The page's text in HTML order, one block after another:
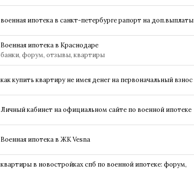
военная ипотека в санкт-петербурге рапорт на доп.выплаты
Военная ипотека в Краснодаре
банки, форум, отзывы, квартиры
как купить квартиру не имея денег на первоначальный взнос
Личный кабинет на официальном сайте по военной ипотеке
Военная ипотека в ЖК Vesna
квартиры в новостройках спб по военной ипотеке: форум,